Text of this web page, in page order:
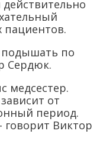
пациентов.
подышать по
Сердюк.
медсестер.
от
период.
говорит Виктор